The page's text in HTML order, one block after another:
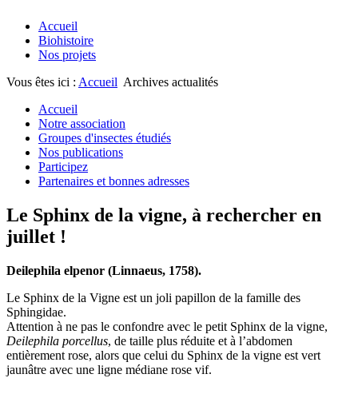
Accueil
Biohistoire
Nos projets
Vous êtes ici : Accueil Archives actualités
Accueil
Notre association
Groupes d'insectes étudiés
Nos publications
Participez
Partenaires et bonnes adresses
Le Sphinx de la vigne, à rechercher en
juillet !
Deilephila elpenor (Linnaeus, 1758).
Le Sphinx de la Vigne est un joli papillon de la famille des
Sphingidae.
Attention à ne pas le confondre avec le petit Sphinx de la vigne,
Deilephila porcellus, de taille plus réduite et à l’abdomen
entièrement rose, alors que celui du Sphinx de la vigne est vert
jaunâtre avec une ligne médiane rose vif.